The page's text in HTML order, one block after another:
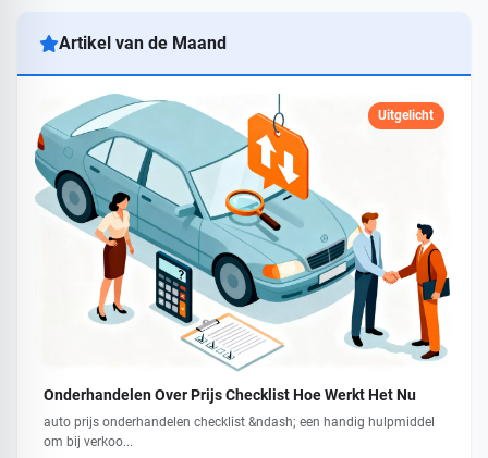
Artikel van de Maand
Uitgelicht
Onderhandelen Over Prijs Checklist Hoe Werkt Het Nu
auto prijs onderhandelen checklist &ndash; een handig hulpmiddel
om bij verkoo...